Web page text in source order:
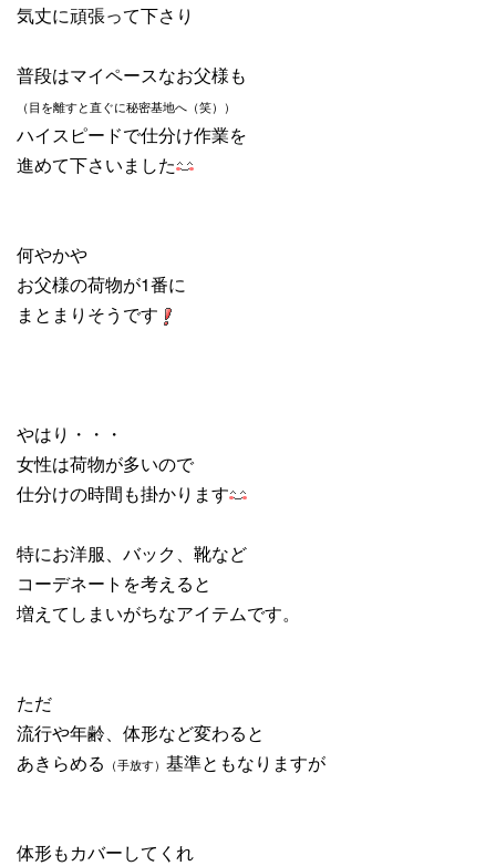
気丈に頑張って下さり
普段はマイペースなお父様も
（目を離すと直ぐに秘密基地へ（笑））
ハイスピードで仕分け作業を
進めて下さいました
何やかや
お父様の荷物が1番に
まとまりそうです
やはり・・・
女性は荷物が多いので
仕分けの時間も掛かります
特にお洋服、バック、靴など
コーデネートを考えると
増えてしまいがちなアイテムです。
ただ
流行や年齢、体形など変わると
あきらめる （手放す） 基準ともなりますが
体形もカバーしてくれ